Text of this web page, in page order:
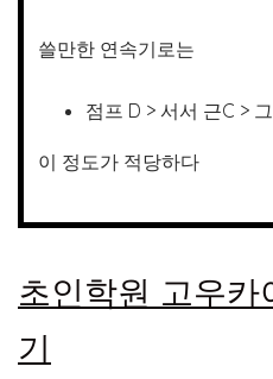
쓸만한 연속기로는
점프 D > 서서 근C >
이 정도가 적당하다
초인학원 고우
기